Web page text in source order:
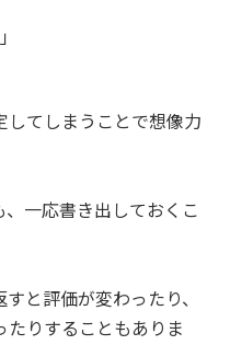
てしまうことで想像力
一応書き出しておくこ
と評価が変わったり、
りすることもありま